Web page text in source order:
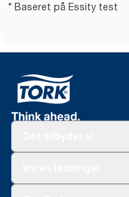
* Baseret på Essity test